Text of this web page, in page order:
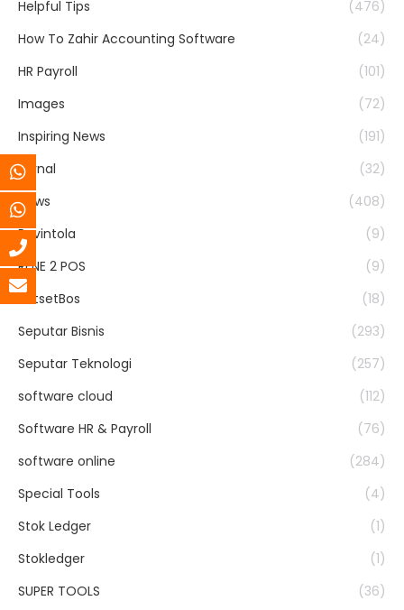
Helpful Tips
(476)
How To Zahir Accounting Software
(24)
HR Payroll
(101)
Images
(72)
Inspiring News
(191)
Jurnal
(32)
News
(408)
Ravintola
(9)
RENE 2 POS
(9)
SatsetBos
(18)
Seputar Bisnis
(293)
Seputar Teknologi
(257)
software cloud
(112)
Software HR & Payroll
(76)
software online
(284)
Special Tools
(4)
Stok Ledger
(1)
Stokledger
(1)
SUPER TOOLS
(36)